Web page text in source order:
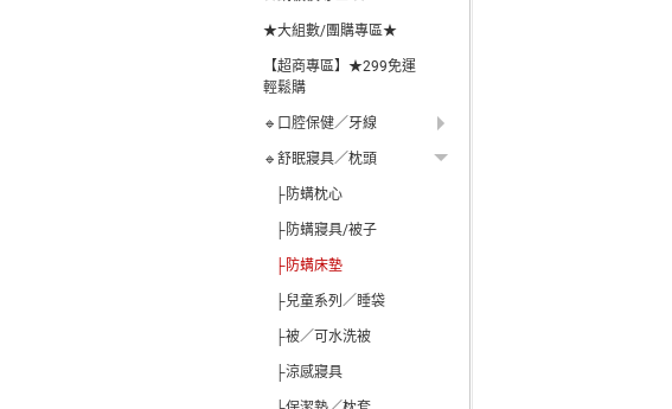
★大組數/團購專區★
【超商專區】★299免運
輕鬆購
🔹口腔保健／牙線
🔹舒眠寢具／枕頭
├防螨枕心
├防螨寢具/被子
├防螨床墊
├兒童系列／睡袋
├被／可水洗被
├涼感寢具